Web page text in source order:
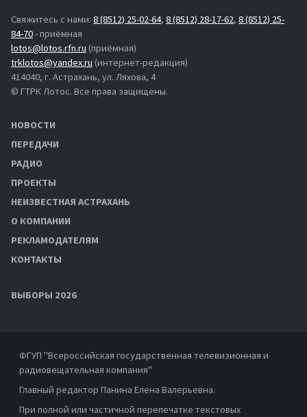
Свяжитесь с нами: 8 (8512) 25-02-64, 8 (8512) 28-17-62, 8 (8512) 25-
84-70- приёмная
lotos@lotos.rfn.ru (приёмная)
trklotos@yandex.ru (интернет-редакция)
414040, г. Астрахань, ул. Ляхова, 4
© ГТРК Лотос. Все права защищены.
НОВОСТИ
ПЕРЕДАЧИ
РАДИО
ПРОЕКТЫ
НЕИЗВЕСТНАЯ АСТРАХАНЬ
О КОМПАНИИ
РЕКЛАМОДАТЕЛЯМ
КОНТАКТЫ
ВЫБОРЫ 2026
ФГУП "Всероссийская государственная телевизионная и
радиовещательная компания"
Главный редактор Панина Елена Валерьевна.
При полной или частичной перепечатке текстовых